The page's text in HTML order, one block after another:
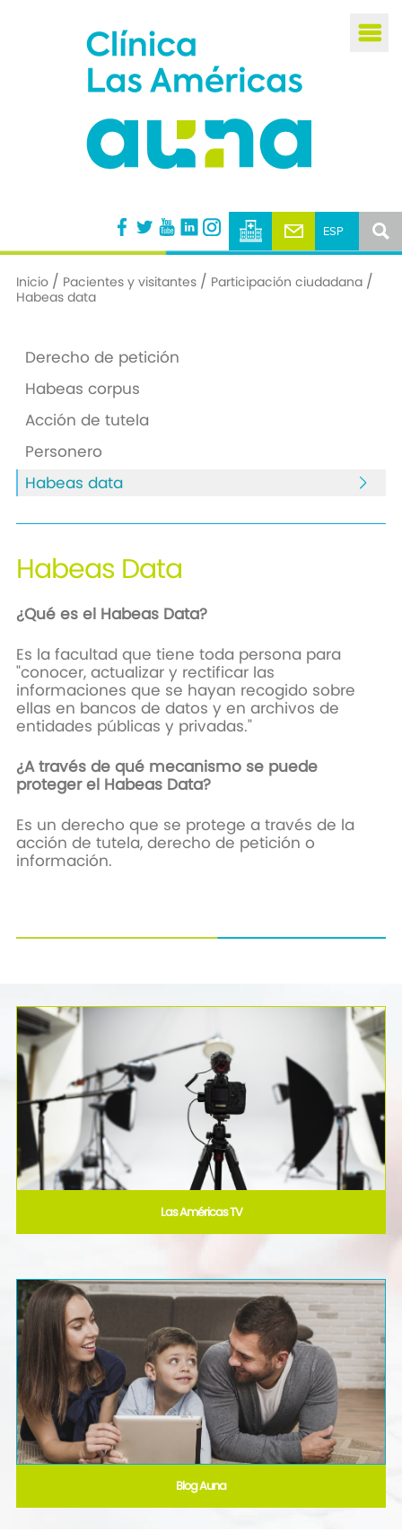
Inicio/ Pacientes y visitantes/ Participación ciudadana/
Habeas data
Derecho de petición
Habeas corpus
Acción de tutela
Personero
Habeas data
Habeas Data
¿Qué es el Habeas Data?
Es la facultad que tiene toda persona para
"conocer, actualizar y rectificar las
informaciones que se hayan recogido sobre
ellas en bancos de datos y en archivos de
entidades públicas y privadas."
¿A través de qué mecanismo se puede
proteger el Habeas Data?
Es un derecho que se protege a través de la
acción de tutela, derecho de petición o
información.
Las Américas TV
Blog Auna